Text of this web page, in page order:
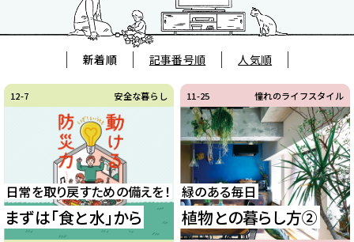
新着順 記事番号順 人気順
12-7 安全な暮らし
日常を取り戻すための備えを！
まずは「食と水」から
11-25 憧れのライフスタイル
緑のある毎日
植物との暮らし方②